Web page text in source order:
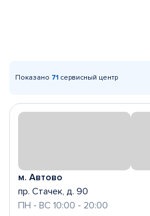
Показано 71 сервисный центр
м. Автово
пр. Стачек, д. 90
ПН - ВС 10:00 - 20:00